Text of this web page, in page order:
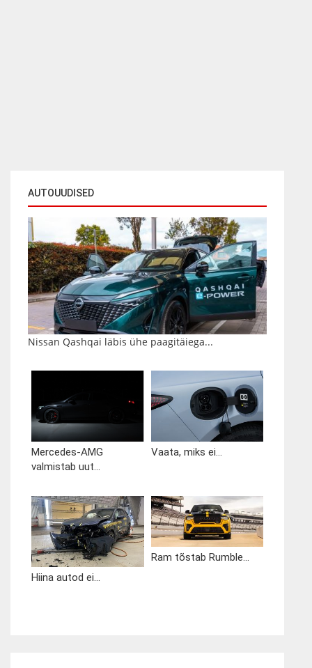
AUTOUUDISED
Nissan Qashqai läbis ühe paagitäiega...
Mercedes-AMG
valmistab uut...
Vaata, miks ei...
Hiina autod ei...
Ram tõstab Rumble...